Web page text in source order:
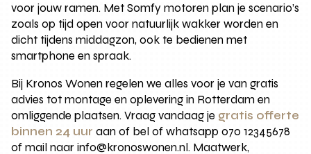
voor jouw ramen. Met Somfy motoren plan je scenario’s
zoals op tijd open voor natuurlijk wakker worden en
dicht tijdens middagzon, ook te bedienen met
smartphone en spraak.
Bij Kronos Wonen regelen we alles voor je van gratis
advies tot montage en oplevering in Rotterdam en
omliggende plaatsen. Vraag vandaag je gratis offerte
binnen 24 uur aan of bel of whatsapp 070 12345678
of mail naar info@kronoswonen.nl. Maatwerk,